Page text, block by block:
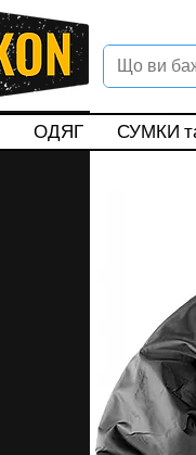
ОДЯГ СУМКИ